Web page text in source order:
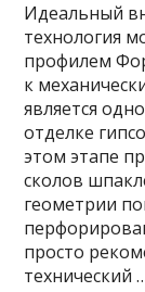
Идеальный
технология
профилем
к
является
отделке
этом этапе
сколов
геометрии
просто
технический